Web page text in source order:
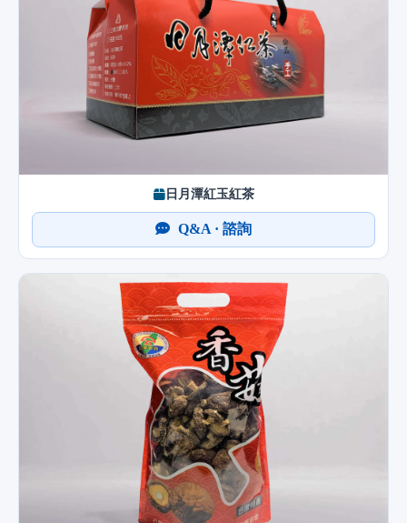
日月潭紅玉紅茶
Q&A · 諮詢